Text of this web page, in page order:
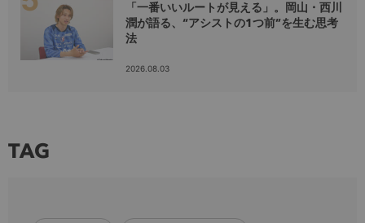
「一番いいルートが見える」。岡山・西川
潤が語る、“アシストの1つ前”を生む思考
法
2026.08.03
TAG